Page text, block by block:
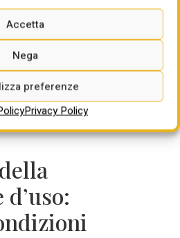
Accetta
Nega
preferenze
Privacy Policy
di coinvolgere gli uffici
altri casi, viceversa, si
secondo quanto previsto dalla
di adozione – saranno
prima parte della sanzione al
dell’istanza di SCIA in
della quantificazione
da parte dell’Agenzia